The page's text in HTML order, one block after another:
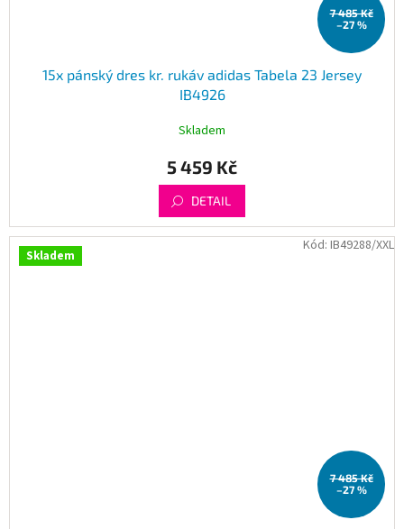
7 485 Kč
–27 %
15x pánský dres kr. rukáv adidas Tabela 23 Jersey
IB4926
Skladem
5 459 Kč
DETAIL
Skladem
7 485 Kč
–27 %
Kód: IB49288/XXL